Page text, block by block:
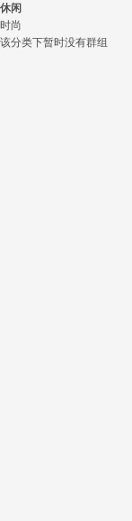
休闲
时尚
该分类下暂时没有群组